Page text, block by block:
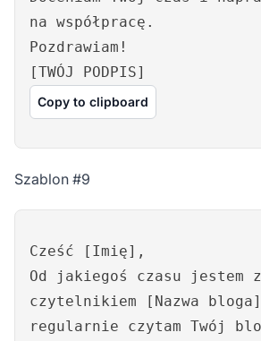
na współpracę.
Pozdrawiam!
[TWÓJ PODPIS]
Copy to clipboard
Szablon #9
Cześć [Imię],
Od jakiegoś czasu jestem
czytelnikiem [Nazwa
regularnie czytam Twój